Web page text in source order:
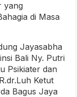
yang
di Masa
Jayasabha
Bali Ny. Putri
Psikiater dan
Ketut
Bagus Jaya